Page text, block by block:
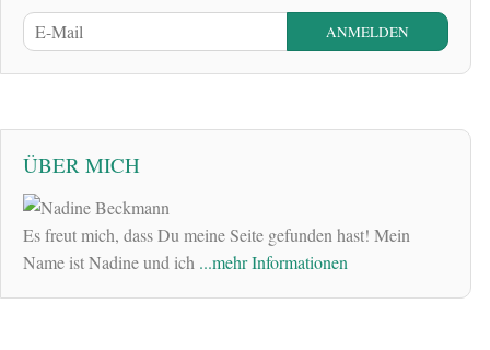
ÜBER MICH
Es freut mich, dass Du meine Seite gefunden hast! Mein
Name ist Nadine und ich ...mehr Informationen